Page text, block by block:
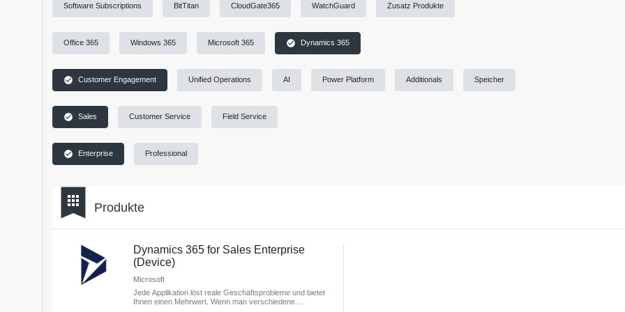
Office 365 Windows 365 Microsoft 365 check_circle Dynamics 365
check_circle Customer Engagement
check_circle Sales
check_circle Enterprise Professional
Customer Service Field Service
Unified Operations AI Power Platform Additionals Speicher
Software Subscriptions BitTitan CloudGate365 WatchGuard Zusatz Produkte
bookmark
apps Produkte
Dynamics 365 for Sales Enterprise
(Device)
Microsoft
Jede Applikation löst reale Geschäftsprobleme und bietet
Ihnen einen Mehrwert. Wenn man verschiedene